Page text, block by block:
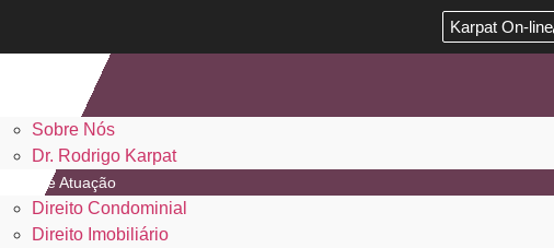
Karpat On-line
Sobre Nós
Dr. Rodrigo Karpat
Áreas de Atuação
Direito Condominial
Direito Imobiliário